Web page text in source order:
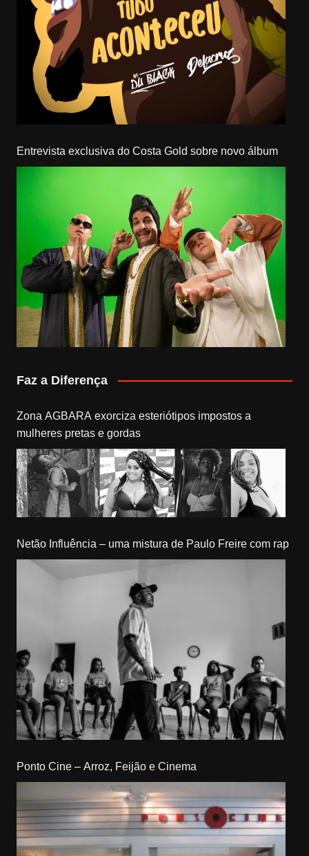
Entrevista exclusiva do Costa Gold sobre novo álbum
Faz a Diferença
Zona AGBARA exorciza esteriótipos impostos a
mulheres pretas e gordas
Netão Influência – uma mistura de Paulo Freire com rap
Ponto Cine – Arroz, Feijão e Cinema